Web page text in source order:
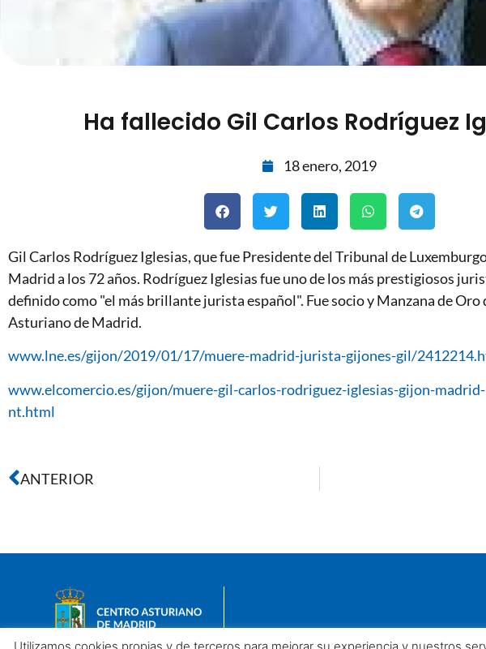
Ha fallecido Gil Carlos Rodríguez
18 enero, 2019
Gil Carlos Rodríguez Iglesias, que fue Presidente del Tribunal de
Madrid a los 72 años. Rodríguez Iglesias fue uno de los más prestigiosos
definido como "el más brillante jurista español". Fue socio y Manzana de Oro
Asturiano de Madrid.
www.lne.es/gijon/2019/01/17/muere-madrid-jurista-gijones-gil/
www.elcomercio.es/gijon/muere-gil-carlos-rodriguez-iglesias-gijon-
nt.html
ANTERIOR